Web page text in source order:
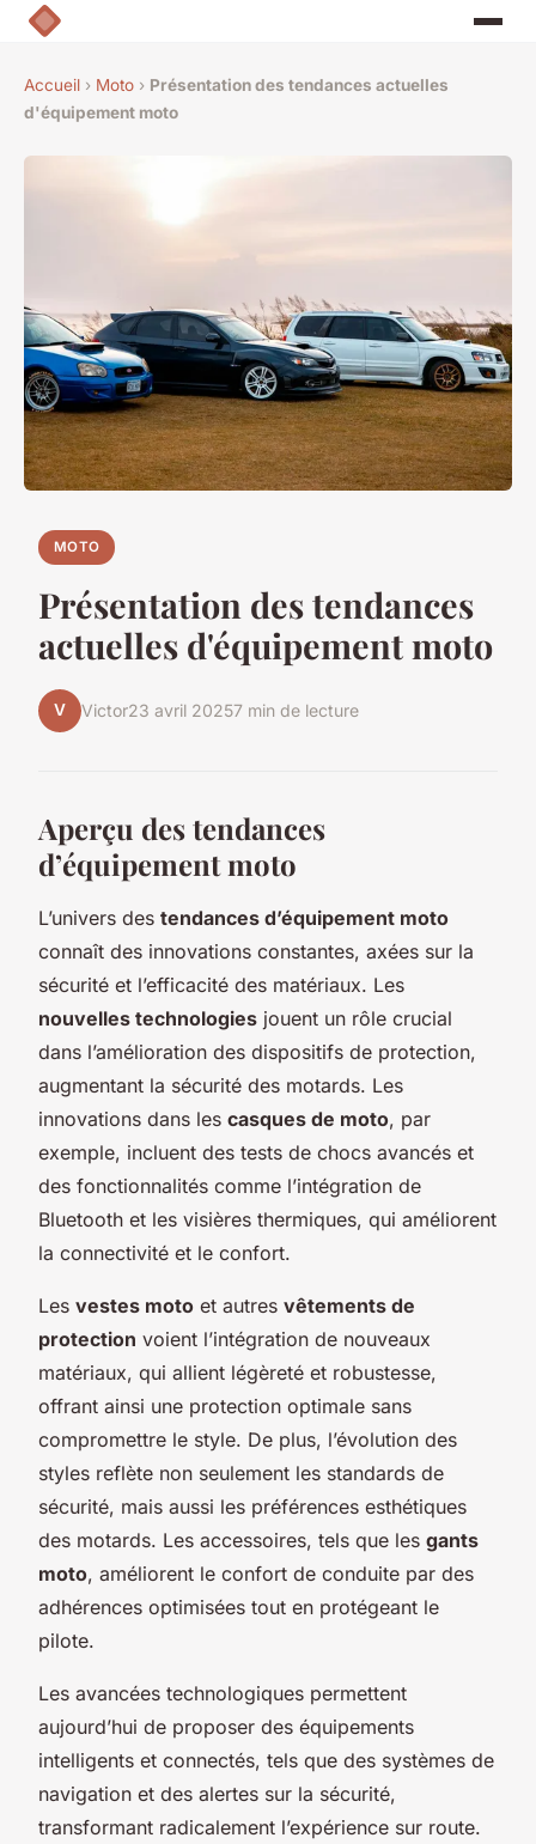
Accueil › Moto › Présentation des tendances actuelles
d'équipement moto
MOTO
Présentation des tendances
actuelles d'équipement moto
V Victor23 avril 20257 min de lecture
Aperçu des tendances
d’équipement moto
L’univers des tendances d’équipement moto
connaît des innovations constantes, axées sur la
sécurité et l’efficacité des matériaux. Les
nouvelles technologies jouent un rôle crucial
dans l’amélioration des dispositifs de protection,
augmentant la sécurité des motards. Les
innovations dans les casques de moto, par
exemple, incluent des tests de chocs avancés et
des fonctionnalités comme l’intégration de
Bluetooth et les visières thermiques, qui améliorent
la connectivité et le confort.
Les vestes moto et autres vêtements de
protection voient l’intégration de nouveaux
matériaux, qui allient légèreté et robustesse,
offrant ainsi une protection optimale sans
compromettre le style. De plus, l’évolution des
styles reflète non seulement les standards de
sécurité, mais aussi les préférences esthétiques
des motards. Les accessoires, tels que les gants
moto, améliorent le confort de conduite par des
adhérences optimisées tout en protégeant le
pilote.
Les avancées technologiques permettent
aujourd’hui de proposer des équipements
intelligents et connectés, tels que des systèmes de
navigation et des alertes sur la sécurité,
transformant radicalement l’expérience sur route.